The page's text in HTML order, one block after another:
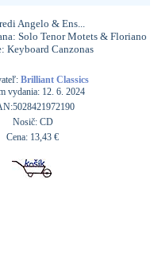
Angelo & Ens...
Solo Tenor Motets & Floriano
Keyboard Canzonas
Brilliant Classics
vydania: 12. 6. 2024
Nosič: CD
Cena: 13,43 €